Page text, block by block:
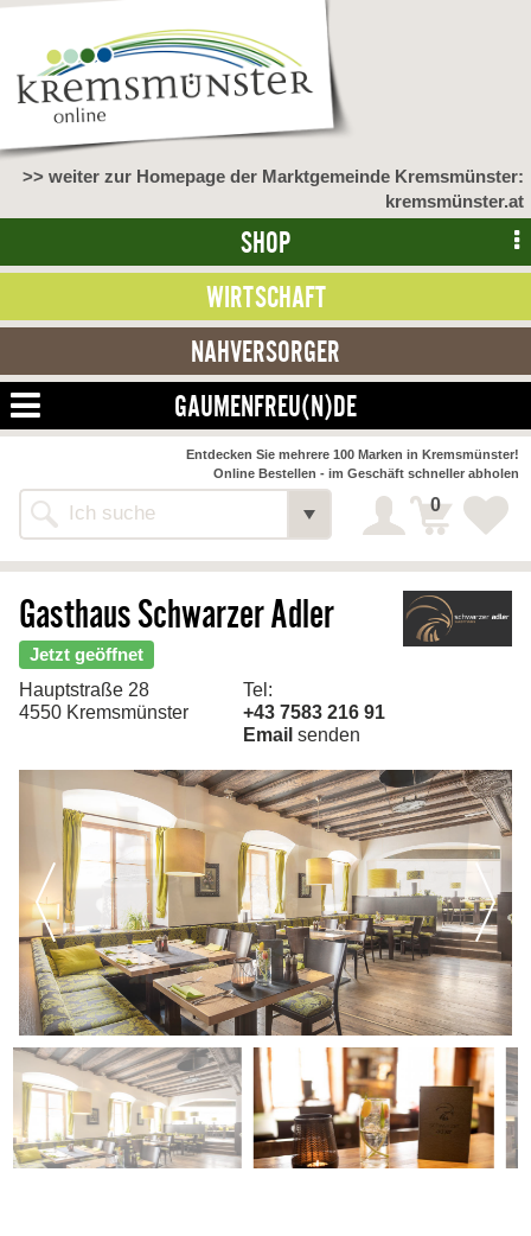
>> weiter zur Homepage der Marktgemeinde Kremsmünster:
kremsmünster.at
SHOP
WIRTSCHAFT
NAHVERSORGER
GAUMENFREU(N)DE
Alle Webseiten
Entdecken Sie mehrere 100 Marken in Kremsmünster!
Online Bestellen - im Geschäft schneller abholen
0
Öffnungszeiten
Reservierung
Kontakt
Gasthaus Schwarzer Adler
Jetzt geöffnet
Hauptstraße 28
4550 Kremsmünster
Tel:
+43 7583 216 91
Email senden